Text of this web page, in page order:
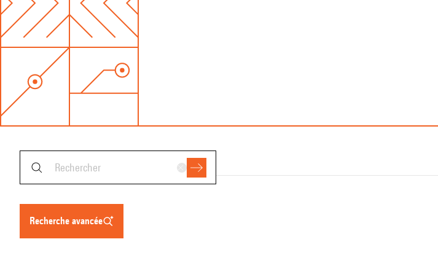
recherche avancée